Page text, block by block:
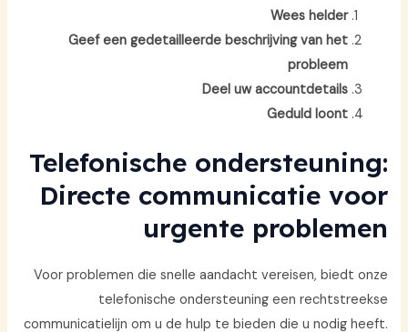
Wees helder
Geef een gedetailleerde beschrijving van het
probleem
Deel uw accountdetails
Geduld loont
Telefonische ondersteuning:
Directe communicatie voor
urgente problemen
Voor problemen die snelle aandacht vereisen, biedt onze
telefonische ondersteuning een rechtstreekse
communicatielijn om u de hulp te bieden die u nodig heeft.